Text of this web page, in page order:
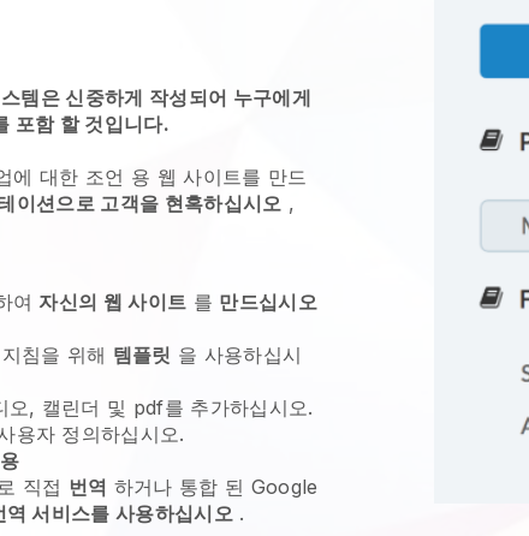
템은 신중하게 작성되어 누구에게
포함 할 것입니다.
에 대한 조언 용 웹 사이트를 만드
이션으로 고객을 현혹하십시오 ,
여자신의 웹 사이트 를 만드십시오
침을 위해 템플릿 을 사용하십시
오, 캘린더 및 pdf를 추가하십시오.
용자 정의하십시오.
직접 번역 하거나 통합 된 Google
역 서비스를 사용하십시오 .